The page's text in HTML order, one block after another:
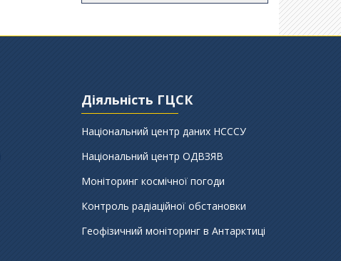
Діяльність ГЦСК
Національний центр даних НСССУ
Національний центр ОДВЗЯВ
Моніторинг космічної погоди
Контроль радіаційної обстановки
Геофізичний моніторинг в Антарктиці